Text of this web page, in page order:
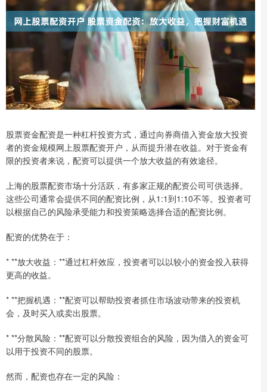
股票资金配资是一种杠杆投资方式，通过向券商借入资金放大投资
者的资金规模网上股票配资开户，从而提升潜在收益。对于资金有
限的投资者来说，配资可以提供一个放大收益的有效途径。
上海的股票配资市场十分活跃，有多家正规的配资公司可供选择。
这些公司通常会提供不同的配资比例，从1:1到1:10不等。投资者可
以根据自己的风险承受能力和投资策略选择合适的配资比例。
配资的优势在于：
* **放大收益：**通过杠杆效应，投资者可以以较小的资金投入获得
更高的收益。
* **把握机遇：**配资可以帮助投资者抓住市场波动带来的投资机
会，及时买入或卖出股票。
* **分散风险：**配资可以分散投资组合的风险，因为借入的资金可
以用于投资不同的股票。
然而，配资也存在一定的风险：